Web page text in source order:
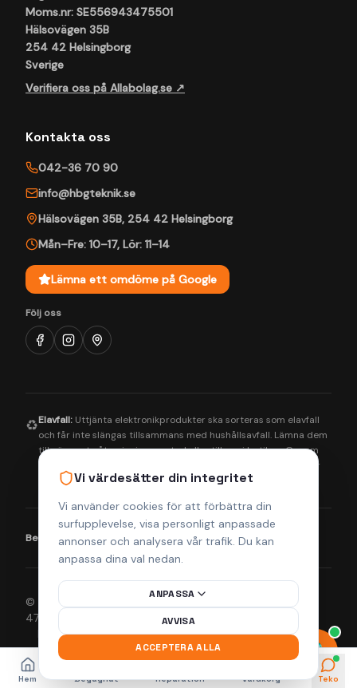
Vi värdesätter din integritet
Vi använder cookies för att förbättra din
surfupplevelse, visa personligt anpassade
annonser och analysera vår trafik. Du kan
anpassa dina val nedan.
ANPASSA
AVVISA
ACCEPTERA ALLA
Moms.nr: SE556943475501
Hälsovägen 35B
254 42 Helsingborg
Sverige
Verifiera oss på Allabolag.se ↗
Kontakta oss
042-36 70 90
info@hbgteknik.se
Hälsovägen 35B, 254 42 Helsingborg
Mån–Fre: 10–17, Lör: 11–14
Lämna ett omdöme på Google
Följ oss
♻️Elavfall: Uttjänta elektronikprodukter ska sorteras som elavfall
och får inte slängas tillsammans med hushållsavfall. Lämna dem
till närmaste återvinningscentral eller till oss i butiken. Genom
korrekt hantering bidrar du till en bättre miljö och säkerställer
att farliga ämnen tas om hand på rätt sätt.
Betalningsmetoder: Visa Mastercard Klarna
© 2026 Helsingborgs Teknikcenter AB (Org.nr 556943-
4755). Alla rättigheter förbehållna.
IntegritetspolicyKöpvillkorReturpolicyFrakt & Leverans
Hem Begagnat Reparation Varukorg Teko